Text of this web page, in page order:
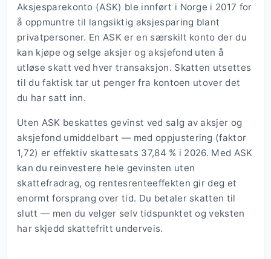
Aksjesparekonto (ASK) ble innført i Norge i 2017 for
å oppmuntre til langsiktig aksjesparing blant
privatpersoner. En ASK er en særskilt konto der du
kan kjøpe og selge aksjer og aksjefond uten å
utløse skatt ved hver transaksjon. Skatten utsettes
til du faktisk tar ut penger fra kontoen utover det
du har satt inn.
Uten ASK beskattes gevinst ved salg av aksjer og
aksjefond umiddelbart — med oppjustering (faktor
1,72) er effektiv skattesats 37,84 % i 2026. Med ASK
kan du reinvestere hele gevinsten uten
skattefradrag, og rentesrenteeffekten gir deg et
enormt forsprang over tid. Du betaler skatten til
slutt — men du velger selv tidspunktet og veksten
har skjedd skattefritt underveis.